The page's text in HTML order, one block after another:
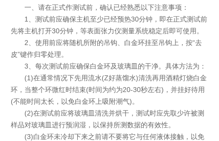
一、请在正式作测试前，确认已经熟悉以下注意事项：
1、测试前应确保主机至少已经预热30分钟，即在正式测试前
先将主机打开30分钟，等表面张力仪测量系统稳定后即可使用。
2、使用前应将随机所附的吊钩、白金环挂至吊钩上，按“去
皮”键作归零处理。
3、每次测试前应确保白金环及玻璃皿的干净。具体方法为：
(1)在通常情况下先用流水(Z好蒸馏水)清洗再用酒精灯烧白金
环，当整个环微红时结束(时间为约为20-30秒左右)，并挂好待用
(不能时间太长，以免白金环上吸附潮气)。
(2)在测试前应将玻璃皿清洗并烘干，测试时应先取少许被测
样品对玻璃皿进行预润湿，以保持所测数据的有效性。
(3)白金环未冷却下来之前请不要将它与任何液体接触，以免